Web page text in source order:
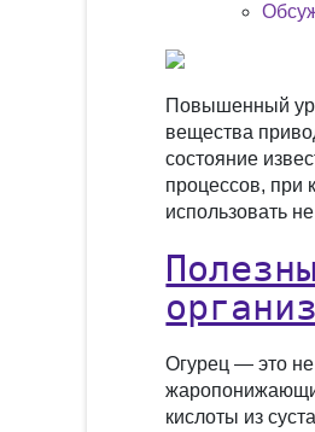
Повышенный
вещества
состояние
процессов, при
использовать
Огурец — это
кислоты из